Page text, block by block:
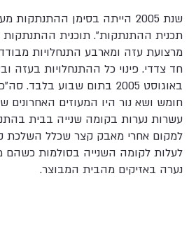
תכנית ההתנתקות". תוכנית ההתנתקות
מרצועת עזה ומארבע התנחלויות
עשרות נערות בקומה שנייה בבית
למקום אחרי מאבק קצר שכלל השלכת
לעלות לקומה השנייה בסולמות כשהם
נערה באזיקים מהבית המבוצר.